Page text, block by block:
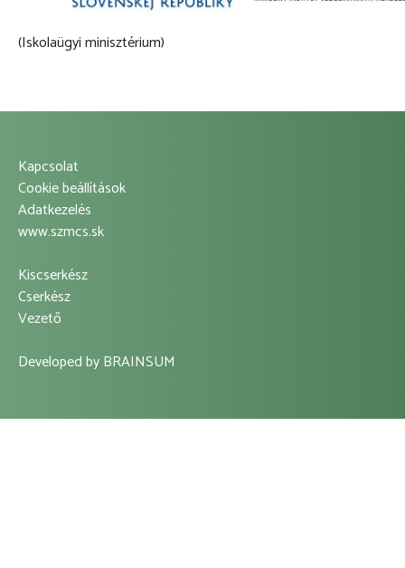
(Iskolaügyi minisztérium)
Footer
Left
Kapcsolat
Cookie beállítások
Adatkezelés
www.szmcs.sk
Footer
Center
Menu
Kiscserkész
Cserkész
Vezető
Developed byBRAINSUM